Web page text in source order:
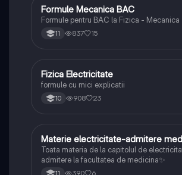
Fizică
Formule Mecanica BAC
Formule pentru BAC la Fizica - Mecanica
11 837 15
Fizică
Fizica Electricitate
formule cu mici explicatii
10 908 23
Fizică
Materie electricitate-admitere
Toata materia de la capitolul de
admitere la facultatea de medicina✨
11 390 6